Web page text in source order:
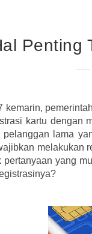
Penting
kemarin,
kartu dengan
pelanggan lama
melakukan
pertanyaan yang